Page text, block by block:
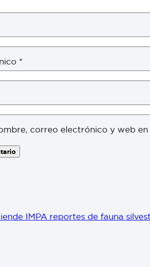
*
correo electrónico y web
IMPA reportes de fauna